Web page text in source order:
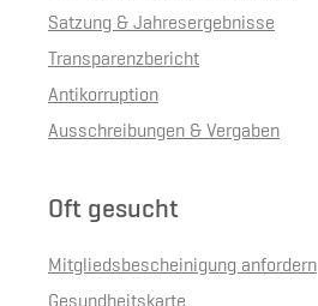
Satzung & Jahresergebnisse
Transparenzbericht
Antikorruption
Ausschreibungen & Vergaben
Oft gesucht
Mitgliedsbescheinigung anfordern